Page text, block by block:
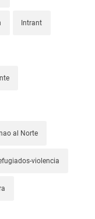
Intrant
al Norte
violencia